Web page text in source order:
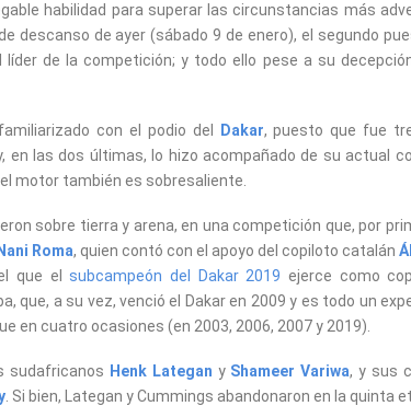
habilidad para superar las circunstancias más
descanso de ayer (sábado 9 de enero), el segundo
de la competición; y todo ello pese a su
con el podio del Dakar, puesto que fue
en las dos últimas, lo hizo acompañado de su actual
motor también es sobresaliente.
sobre tierra y arena, en una competición que, por
Nani Roma, quien contó con el apoyo del copiloto catalán
que elsubcampeón del Dakar 2019 ejerce como
que, a su vez, venció el Dakar en 2009 y es todo un
en cuatro ocasiones (en 2003, 2006, 2007 y 2019).
sudafricanos Henk Lategan y Shameer Variwa, y sus
. Si bien, Lategan y Cummings abandonaron en la quinta